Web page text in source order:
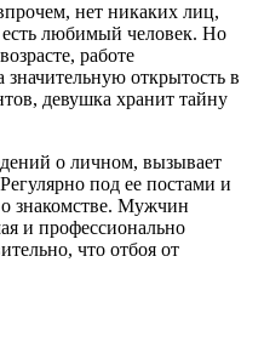
нет никаких лиц,
любимый человек. Но
работе
открытость в
девушка хранит тайну
о личном, вызывает
под ее постами и
знакомстве. Мужчин
и профессионально
что отбоя от